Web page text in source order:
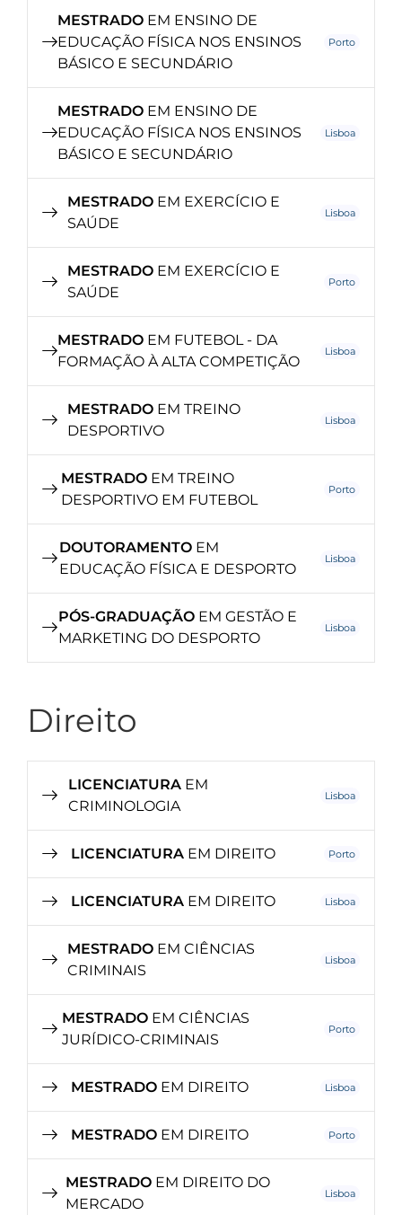
MESTRADO EM ENSINO DE
EDUCAÇÃO FÍSICA NOS ENSINOS
BÁSICO E SECUNDÁRIO
Porto
MESTRADO EM ENSINO DE
EDUCAÇÃO FÍSICA NOS ENSINOS
BÁSICO E SECUNDÁRIO
Lisboa
MESTRADO EM EXERCÍCIO E
SAÚDE
Lisboa
MESTRADO EM EXERCÍCIO E
SAÚDE
Porto
MESTRADO EM FUTEBOL - DA
FORMAÇÃO À ALTA COMPETIÇÃO
Lisboa
MESTRADOEM TREINO
DESPORTIVO
Lisboa
MESTRADO EM TREINO
DESPORTIVO EM FUTEBOL
Porto
DOUTORAMENTO EM
EDUCAÇÃO FÍSICA E DESPORTO
Lisboa
PÓS-GRADUAÇÃOEM GESTÃO E
MARKETING DO DESPORTO
Lisboa
Direito
LICENCIATURA EM
CRIMINOLOGIA
Lisboa
LICENCIATURA EM DIREITO Porto
LICENCIATURA EM DIREITO Lisboa
MESTRADOEM CIÊNCIAS
CRIMINAIS
Lisboa
MESTRADO EM CIÊNCIAS
JURÍDICO-CRIMINAIS
Porto
MESTRADO EM DIREITO Lisboa
MESTRADO EM DIREITO Porto
MESTRADO EM DIREITO DO
MERCADO
Lisboa